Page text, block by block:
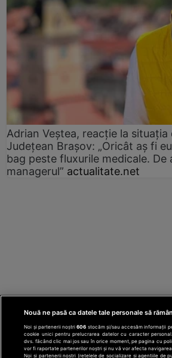
Adrian Veștea, reacție la
Județean Brașov: „Oricât aș fi
bag peste fluxurile medicale. De
managerul” actualitate.net
Nouă ne pasă ca datele tale personale să
Noi și partenerii noștri606 stocăm și/sau accesăm informații
cookie unici pentru prelucrarea datelor cu caracter
dvs. făcând clic mai jos sau în orice moment, pe pagina cu
vor fi raportate partenerilor noștri și nu vă vor afecta navigarea.
Noi si partenerii nostri (retelele de socializare si agentiile de